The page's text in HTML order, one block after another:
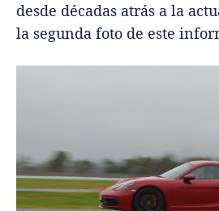
desde décadas atrás a la
la segunda foto de este